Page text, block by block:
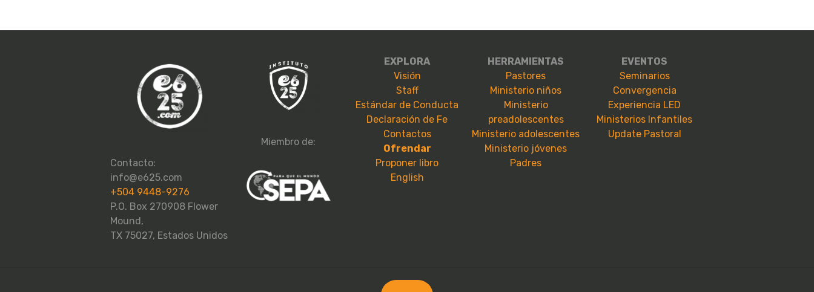
Contacto:
info@e625.com
+504 9448-9276
P.O. Box 270908 Flower
Mound,
TX 75027, Estados Unidos
Miembro de:
EXPLORA
Visión
Staff
Estándar de Conducta
Declaración de Fe
Contactos
Ofrendar
Proponer libro
English
HERRAMIENTAS
Pastores
Ministerio niños
Ministerio
preadolescentes
Ministerio adolescentes
Ministerio jóvenes
Padres
EVENTOS
Seminarios
Convergencia
Experiencia LED
Ministerios Infantiles
Update Pastoral